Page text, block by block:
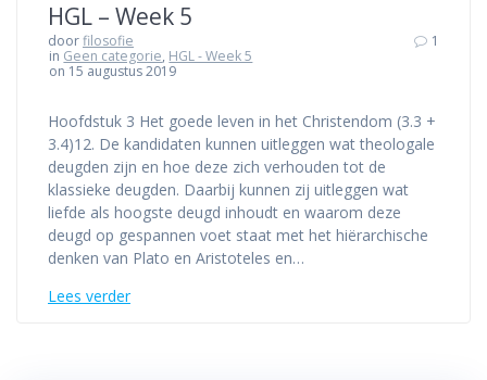
HGL – Week 5
doorfilosofie
in Geen categorie, HGL - Week 5
on 15 augustus 2019
1
Hoofdstuk 3 Het goede leven in het Christendom (3.3 +
3.4)12. De kandidaten kunnen uitleggen wat theologale
deugden zijn en hoe deze zich verhouden tot de
klassieke deugden. Daarbij kunnen zij uitleggen wat
liefde als hoogste deugd inhoudt en waarom deze
deugd op gespannen voet staat met het hiërarchische
denken van Plato en Aristoteles en…
Lees verder